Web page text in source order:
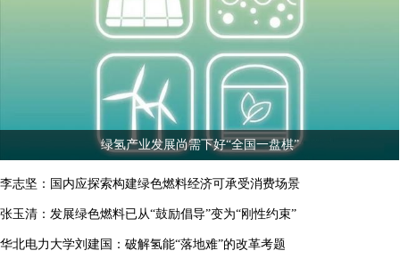
李志坚：国内应探索构建绿色燃料经济可承受消费场景
张玉清：发展绿色燃料已从“鼓励倡导”变为“刚性约束”
华北电力大学刘建国：破解氢能“落地难”的改革考题
绿氢产业发展尚需下好“全国一盘棋”